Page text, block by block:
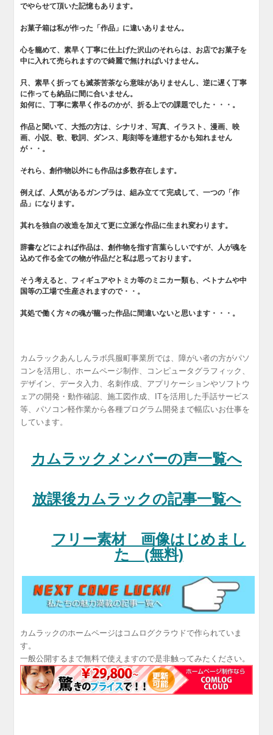
でやらせて頂いた記憶もあります。
お菓子箱は私が作った「作品」に違いありません。
心を籠めて、素早く丁寧に仕上げた沢山のそれらは、お店でお菓子を
中に入れて売られますので綺麗で無ければいけません。
只、素早く折っても滅茶苦茶なら意味がありませんし、逆に遅く丁寧
に作っても納品に間に合いません。
如何に、丁寧に素早く作るのかが、折る上での課題でした・・・。
作品と聞いて、大抵の方は、シナリオ、写真、イラスト、漫画、映
画、小説、歌、歌詞、ダンス、彫刻等を連想するかも知れません
が・・。
それら、創作物以外にも作品は多数存在します。
例えば、人気があるガンプラは、組み立てて完成して、一つの「作
品」になります。
其れを独自の改造を加えて更に立派な作品に生まれ変わります。
辞書などによれば作品は、創作物を指す言葉らしいですが、人が魂を
込めて作る全ての物が作品だと私は思っております。
そう考えると、フィギュアやトミカ等のミニカー類も、ベトナムや中
国等の工場で生産されますので・・。
其処で働く方々の魂が籠った作品に間違いないと思います・・・。
カムラックあんしんラボ呉服町事業所では、障がい者の方がパソ
コンを活用し、ホームページ制作、コンピュータグラフィック、
デザイン、データ入力、名刺作成、アプリケーションやソフトウ
ェアの開発・動作確認、施工図作成、ITを活用した手話サービス
等、パソコン軽作業から各種プログラム開発まで幅広いお仕事を
しています。
カムラックメンバーの声一覧へ
放課後カムラックの記事一覧へ
フリー素材 画像はじめまし
た (無料)
カムラックのホームページはコムログクラウドで作られていま
す。
一般公開するまで無料で使えますので是非触ってみたください。